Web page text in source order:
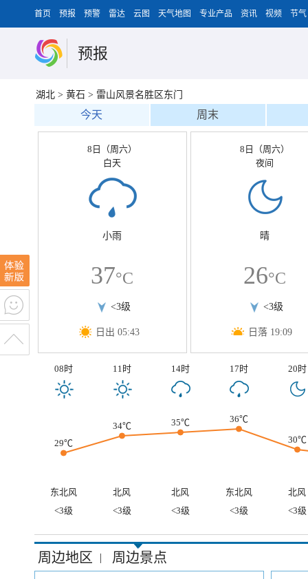
首页 预报 预警 雷达 云图 天气地图 专业产品 资讯 视频 节气
预报
湖北 > 黄石 > 雷山风景名胜区东门
今天 周末
8日（周六）
白天
小雨
37°C
<3级
日出 05:43
8日（周六）
夜间
晴
26°C
<3级
日落 19:09
08时 11时 14时 17时 20时
29℃
34℃ 35℃
36℃
30℃
东北风 北风 北风 东北风
北风
<3级
<3级 <3级 <3级 <3级
周边地区 | 周边景点